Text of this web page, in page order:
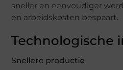
sneller en eenvoudiger
en arbeidskosten bespaart.
Technologische
Snellere productie